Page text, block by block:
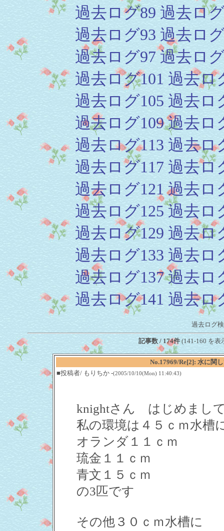
過去ログ89 過去ロ
過去ログ93 過去ロ
過去ログ97 過去ロ
過去ログ101 過去ロ
過去ログ105 過去ロ
過去ログ109 過去ロ
過去ログ113 過去ロ
過去ログ117 過去ロ
過去ログ121 過去ロ
過去ログ125 過去ロ
過去ログ129 過去ロ
過去ログ133 過去ロ
過去ログ137 過去ロ
過去ログ141 過去ロ
過去ログ
記事数 / 174件 (141-160 を表
No.17969/Re[2]: 水に関
■投稿者/ もりちか -(2005/10/10(Mon) 11:40:43)
knightさん はじめまし
私の環境は４５ｃｍ水
オランダ１１ｃｍ
琉金１１ｃｍ
青文１５ｃｍ
の3匹です
その他３０ｃｍ水槽に